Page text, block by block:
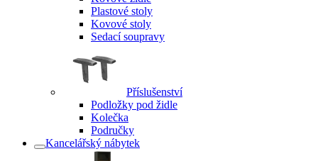
Plastové stoly
Kovové stoly
Sedací soupravy
Příslušenství
Podložky pod židle
Kolečka
Područky
Kancelářský nábytek